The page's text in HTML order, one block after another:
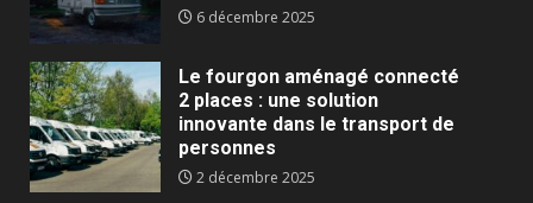
6 décembre 2025
Le fourgon aménagé connecté
2 places : une solution
innovante dans le transport de
personnes
2 décembre 2025